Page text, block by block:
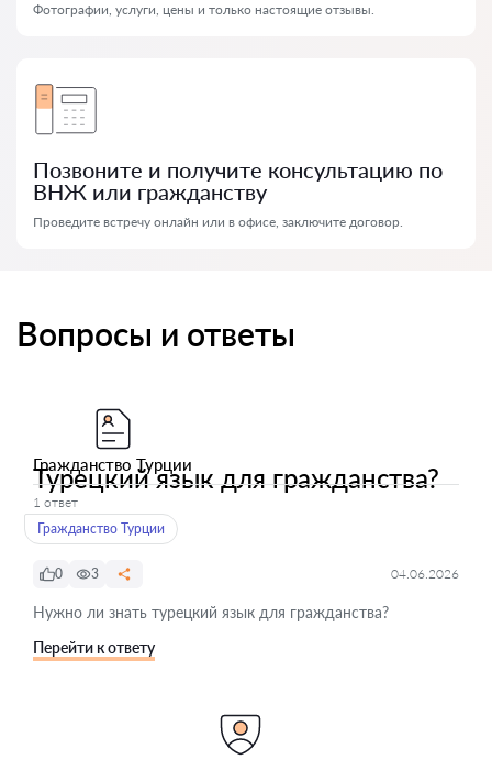
Фотографии, услуги, цены и только настоящие отзывы.
Позвоните и получите консультацию по
ВНЖ или гражданству
Проведите встречу онлайн или в офисе, заключите договор.
Вопросы и ответы
Гражданство Турции
Турецкий язык для гражданства?
1 ответ
Гражданство Турции
0 3 04.06.2026
Нужно ли знать турецкий язык для гражданства?
Перейти к ответу